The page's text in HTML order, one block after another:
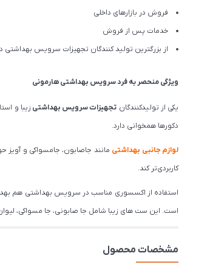
فروش در بازارهای داخلی
خدمات پس از فروش
از بزرگترین تولید کنندگان تجهیزات سرویس بهداشتی
ویژگی منحصر به فرد سرویس بهداشتی هارمونی
یکی از تولیدکنندگان تجهیزات سرویس بهداشتی زیبا و
دکورها همخوانی دارد.
لوازم جانبی بهداشتی مانند جا‌صابون، جا‌مسواکی و
کاربردی‌تر کند.
استفاده از اکسسوری‌ مناسب در سرویس بهداشتی هم
است. این ست های زیبا شامل جا صابونی، جا مسواکی،
مشخصات محصول